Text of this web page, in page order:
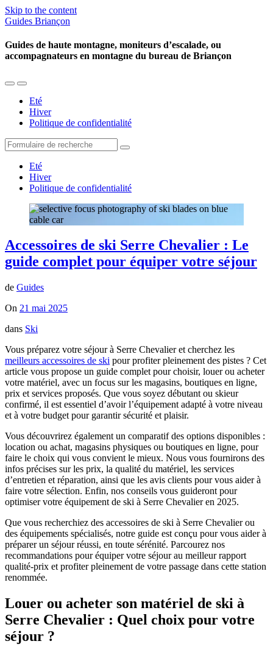
Skip to the content
Guides Briançon
Guides de haute montagne, moniteurs d’escalade, ou
accompagnateurs en montagne du bureau de Briançon
Toggle
mobile
menu
Toggle
the
search
field
Eté
Hiver
Politique de confidentialité
Search
Eté
Hiver
Politique de confidentialité
Accessoires de ski Serre Chevalier : Le
guide complet pour équiper votre séjour
de Guides
On 21 mai 2025
dans Ski
Vous préparez votre séjour à Serre Chevalier et cherchez les
meilleurs accessoires de ski pour profiter pleinement des pistes ? Cet
article vous propose un guide complet pour choisir, louer ou acheter
votre matériel, avec un focus sur les magasins, boutiques en ligne,
prix et services proposés. Que vous soyez débutant ou skieur
confirmé, il est essentiel d’avoir l’équipement adapté à votre niveau
et à votre budget pour garantir sécurité et plaisir.
Vous découvrirez également un comparatif des options disponibles :
location ou achat, magasins physiques ou boutiques en ligne, pour
faire le choix qui vous convient le mieux. Nous vous fournirons des
infos précises sur les prix, la qualité du matériel, les services
d’entretien et réparation, ainsi que les avis clients pour vous aider à
faire votre sélection. Enfin, nos conseils vous guideront pour
optimiser votre équipement de ski à Serre Chevalier en 2025.
Que vous recherchiez des accessoires de ski à Serre Chevalier ou
des équipements spécialisés, notre guide est conçu pour vous aider à
préparer un séjour réussi, en toute sérénité. Parcourez nos
recommandations pour équiper votre séjour au meilleur rapport
qualité-prix et profiter pleinement de votre passage dans cette station
renommée.
Louer ou acheter son matériel de ski à
Serre Chevalier : Quel choix pour votre
séjour ?